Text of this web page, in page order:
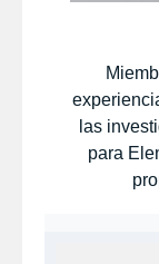
las
para